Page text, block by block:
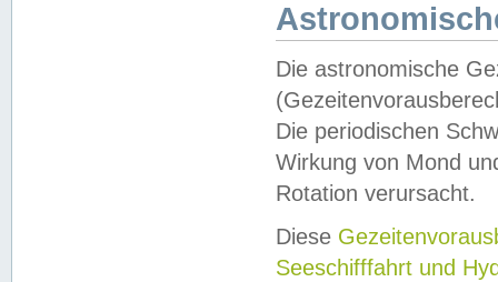
Die astronomische
Die periodischen
Wirkung von Mond
Rotation verursacht.
Diese
Seeschifffahrt und